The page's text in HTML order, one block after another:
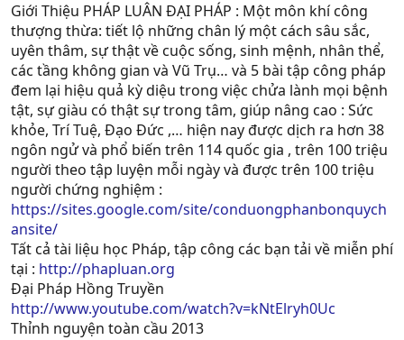
Giới Thiệu PHÁP LUÂN ĐẠI PHÁP : Một môn khí công
thượng thừa: tiết lộ những chân lý một cách sâu sắc,
uyên thâm, sự thật về cuộc sống, sinh mệnh, nhân thể,
các tầng không gian và Vũ Trụ… và 5 bài tập công pháp
đem lại hiệu quả kỳ diệu trong việc chửa lành mọi bệnh
tật, sự giàu có thật sự trong tâm, giúp nâng cao : Sức
khỏe, Trí Tuệ, Ðạo Ðức ,… hiện nay được dịch ra hơn 38
ngôn ngử và phổ biến trên 114 quốc gia , trên 100 triệu
người theo tập luyện mỗi ngày và được trên 100 triệu
người chứng nghiệm :
https://sites.google.com/site/conduongphanbonquych
ansite/
Tất cả tài liệu học Pháp, tập công các bạn tải về miễn phí
tại : http://phapluan.org
Đại Pháp Hồng Truyền
http://www.youtube.com/watch?v=kNtElryh0Uc
Thỉnh nguyện toàn cầu 2013